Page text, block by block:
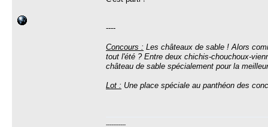
----
Concours : Les châteaux de sable ! Alors
tout l'été ? Entre deux chichis-chouchoux-
château de sable spécialement pour la
Lot : Une place spéciale au panthéon des
-----------